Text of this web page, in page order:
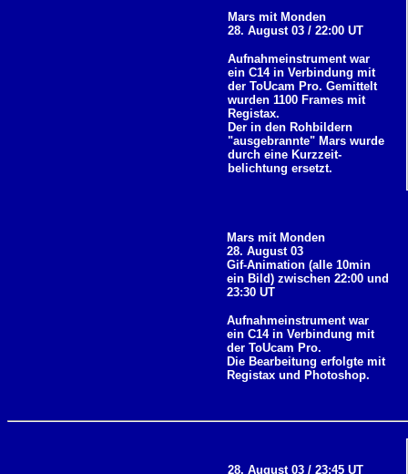
Mars mit Monden
28. August 03 / 22:00 UT
Aufnahmeinstrument war
ein C14 in Verbindung mit
der ToUcam Pro. Gemittelt
wurden 1100 Frames mit
Registax.
Der in den Rohbildern
"ausgebrannte" Mars wurde
durch eine Kurzzeit-
belichtung ersetzt.
Mars mit Monden
28. August 03
Gif-Animation (alle 10min
ein Bild) zwischen 22:00 und
23:30 UT
Aufnahmeinstrument war
ein C14 in Verbindung mit
der ToUcam Pro.
Die Bearbeitung erfolgte mit
Registax und Photoshop.
28. August 03 / 23:45 UT